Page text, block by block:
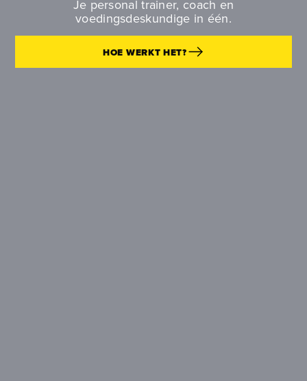
Je personal trainer, coach en
voedingsdeskundige in één.
HOE WERKT HET?